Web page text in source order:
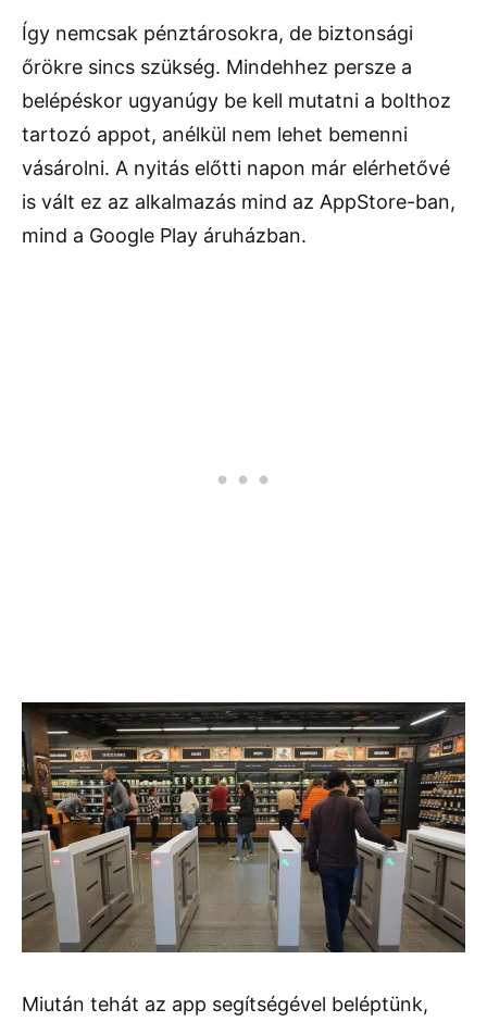
Így nemcsak pénztárosokra, de biztonsági
őrökre sincs szükség. Mindehhez persze a
belépéskor ugyanúgy be kell mutatni a bolthoz
tartozó appot, anélkül nem lehet bemenni
vásárolni. A nyitás előtti napon már elérhetővé
is vált ez az alkalmazás mind az AppStore-ban,
mind a Google Play áruházban.
Miután tehát az app segítségével beléptünk,